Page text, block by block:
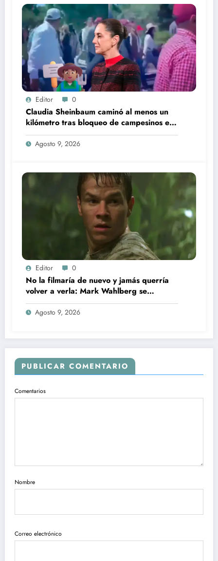
Editor 0
Claudia Sheinbaum caminó al menos un
kilómetro tras bloqueo de campesinos en
Puebla
Agosto 9, 2026
Editor 0
No la filmaría de nuevo y jamás querría
volver a verla: Mark Wahlberg se
arrepiente de este blockbuster de ciencia
ficción desde hace 25 años
Agosto 9, 2026
PUBLICAR COMENTARIO
Comentarios
Nombre
Correo electrónico